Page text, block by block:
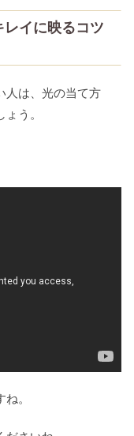
レイに映るコツ
人は、光の当て方
う。
。